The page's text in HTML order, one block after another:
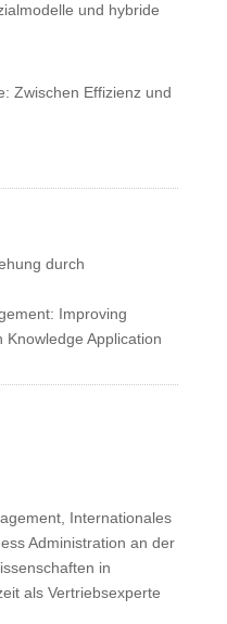
und hybride
Zwischen Effizienz und
durch
Internationales
Administration an der
in
als Vertriebsexperte